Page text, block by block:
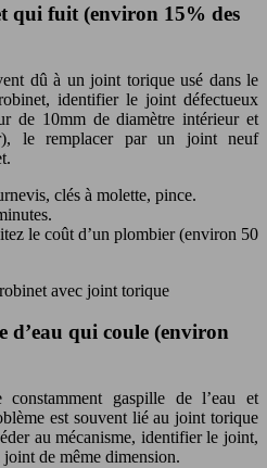
qui fuit (environ 15% des
dû à un joint torique usé dans le
identifier le joint défectueux
de 10mm de diamètre intérieur et
le remplacer par un joint neuf
clés à molette, pince.
le coût d’un plombier (environ 50
d’eau qui coule (environ
gaspille de l’eau et
est souvent lié au joint torique
au mécanisme, identifier le joint,
de même dimension.